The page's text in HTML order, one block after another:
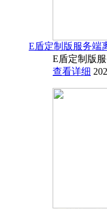
E盾定制版服务端
E盾定制版
查看详细